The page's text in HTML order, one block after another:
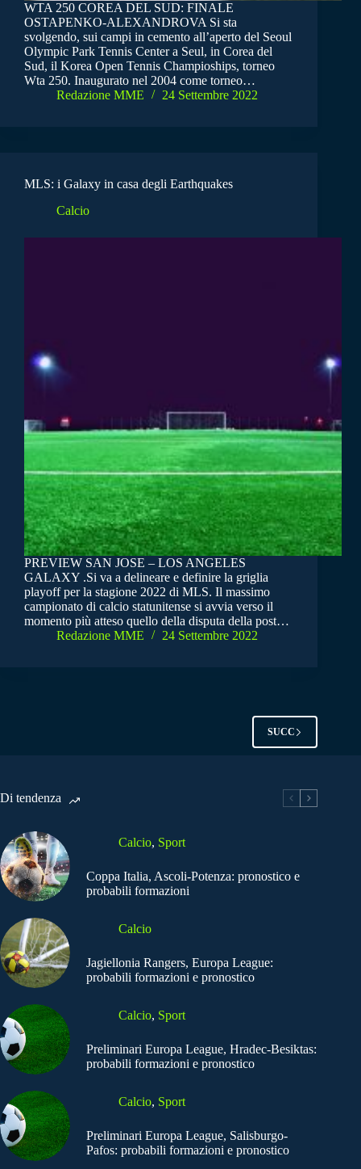
WTA 250 COREA DEL SUD: FINALE
OSTAPENKO-ALEXANDROVA Si sta
svolgendo, sui campi in cemento all’aperto del Seoul
Olympic Park Tennis Center a Seul, in Corea del
Sud, il Korea Open Tennis Champioships, torneo
Wta 250. Inaugurato nel 2004 come torneo…
Redazione MME
24 Settembre 2022
MLS: i Galaxy in casa degli Earthquakes
Calcio
PREVIEW SAN JOSE – LOS ANGELES
GALAXY .Si va a delineare e definire la griglia
playoff per la stagione 2022 di MLS. Il massimo
campionato di calcio statunitense si avvia verso il
momento più atteso quello della disputa della post…
Redazione MME
24 Settembre 2022
SUCC
Di tendenza
Calcio, Sport
Coppa Italia, Ascoli-Potenza: pronostico e
probabili formazioni
Calcio
Jagiellonia Rangers, Europa League:
probabili formazioni e pronostico
Calcio, Sport
Preliminari Europa League, Hradec-Besiktas:
probabili formazioni e pronostico
Calcio, Sport
Preliminari Europa League, Salisburgo-
Pafos: probabili formazioni e pronostico